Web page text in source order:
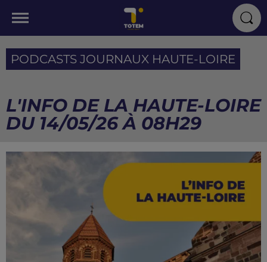
PODCASTS JOURNAUX HAUTE-LOIRE
L'INFO DE LA HAUTE-LOIRE
DU 14/05/26 À 08H29